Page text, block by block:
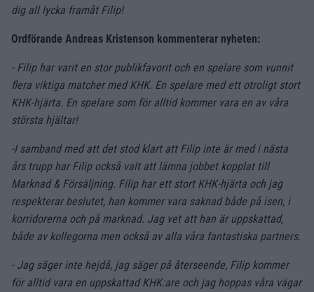
dig all lycka framåt Filip!
Ordförande Andreas Kristenson kommenterar nyheten:
- Filip har varit en stor publikfavorit och en spelare som vunnit
flera viktiga matcher med KHK. En spelare med ett otroligt stort
KHK-hjärta. En spelare som för alltid kommer vara en av våra
största hjältar!
-I samband med att det stod klart att Filip inte är med i nästa
års trupp har Filip också valt att lämna jobbet kopplat till
Marknad & Försäljning. Filip har ett stort KHK-hjärta och jag
respekterar beslutet, han kommer vara saknad både på isen, i
korridorerna och på marknad. Jag vet att han är uppskattad,
både av kollegorna men också av alla våra fantastiska partners.
- Jag säger inte hejdå, jag säger på återseende, Filip kommer
för alltid vara en uppskattad KHK:are och jag hoppas våra vägar